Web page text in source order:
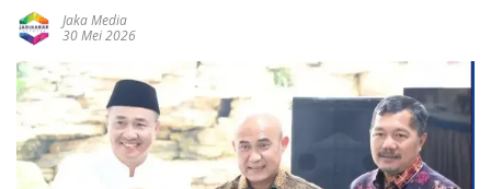
Jaka Media
30 Mei 2026